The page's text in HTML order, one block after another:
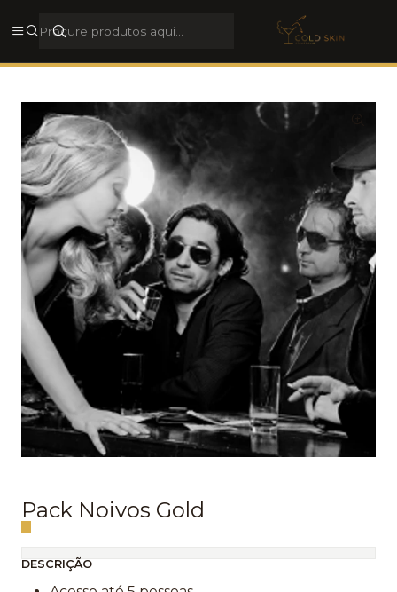
Rua Galerias de Paris, 44, 4050-284, Porto, Porto, Portugal
Pack Noivos Gold
DESCRIÇÃO